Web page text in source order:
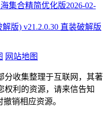
集合精简优化版2026-02-
解版) v21.2.0.30 直装破解版
网站地图
分收集整理于互联网，其著
权利的资源，请来信告知
撤销相应资源。